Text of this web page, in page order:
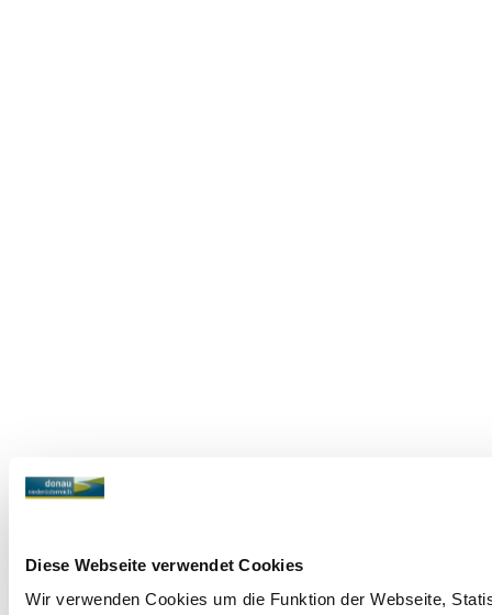
Diese Webseite verwendet Cookies
Wir verwenden Cookies um die Funktion der Webseite,